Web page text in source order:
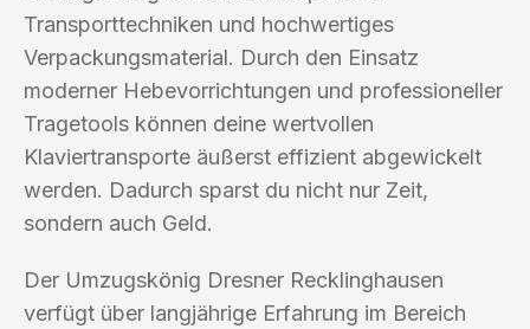
Transporttechniken und hochwertiges
Verpackungsmaterial. Durch den Einsatz
moderner Hebevorrichtungen und professioneller
Tragetools können deine wertvollen
Klaviertransporte äußerst effizient abgewickelt
werden. Dadurch sparst du nicht nur Zeit,
sondern auch Geld.
Der Umzugskönig Dresner Recklinghausen
verfügt über langjährige Erfahrung im Bereich